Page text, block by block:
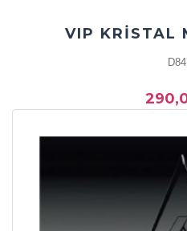
VIP KRİSTAL